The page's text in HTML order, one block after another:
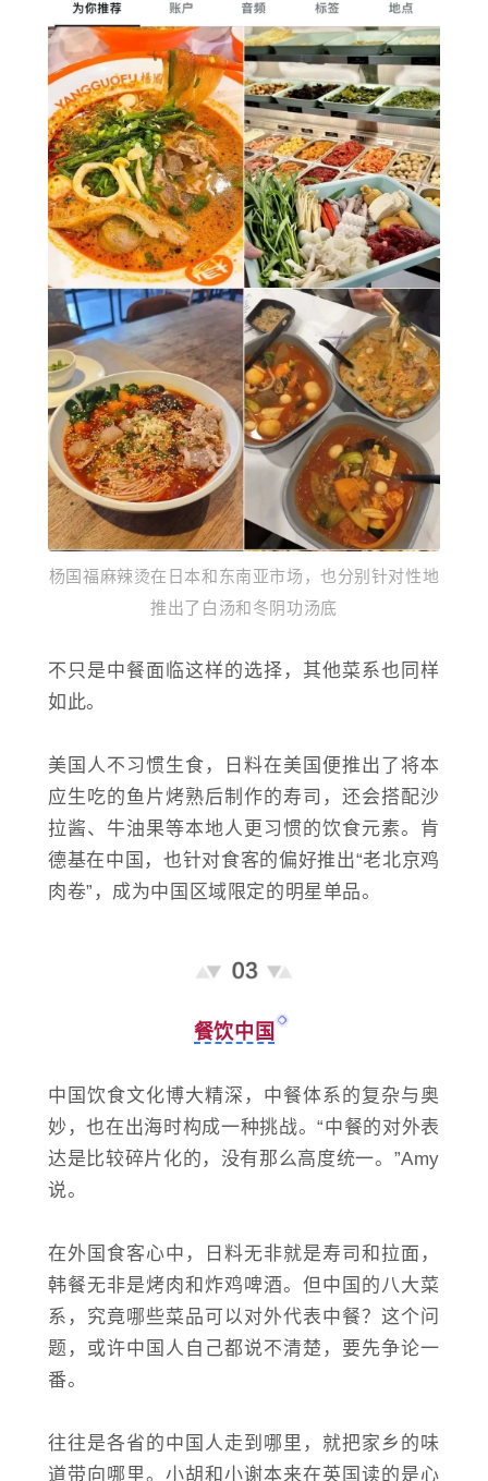
杨国福麻辣烫在日本和东南亚市场，也分别针对性地
推出了白汤和冬阴功汤底
不只是中餐面临这样的选择，其他菜系也同样
如此。
美国人不习惯生食，日料在美国便推出了将本
应生吃的鱼片烤熟后制作的寿司，还会搭配沙
拉酱、牛油果等本地人更习惯的饮食元素。肯
德基在中国，也针对食客的偏好推出“老北京鸡
肉卷”，成为中国区域限定的明星单品。
餐饮中国
中国饮食文化博大精深，中餐体系的复杂与奥
妙，也在出海时构成一种挑战。“中餐的对外表
达是比较碎片化的，没有那么高度统一。”Amy
说。
在外国食客心中，日料无非就是寿司和拉面，
韩餐无非是烤肉和炸鸡啤酒。但中国的八大菜
系，究竟哪些菜品可以对外代表中餐？这个问
题，或许中国人自己都说不清楚，要先争论一
番。
往往是各省的中国人走到哪里，就把家乡的味
道带向哪里。小胡和小谢本来在英国读的是心